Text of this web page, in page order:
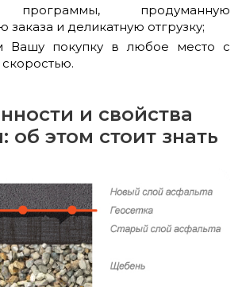
программы, продуманную
заказа и деликатную отгрузку;
Вашу покупку в любое место с
и свойства
об этом стоит знать